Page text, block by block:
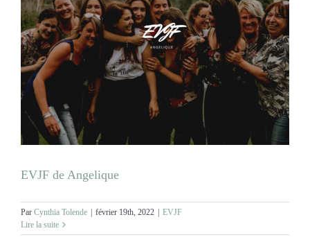
EVJF de Angelique
Par Cynthia Tolende février 19th, 2022
EVJF
Lire la suite